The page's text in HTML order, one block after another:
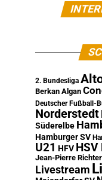
2. Bundesliga
Berkan Algan
Deutscher Fußball-
Norderstedt
Süderelbe
Hamburger SV
U21 HFV
Jean-Pierre Richter
Livestream